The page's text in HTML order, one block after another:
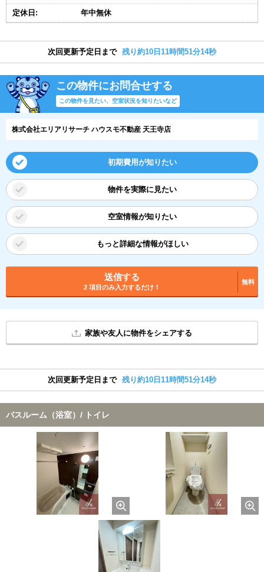
定休日: 年中無休
次回更新予定日まで 残り約10日11時間51分13秒
この物件にお問合せする
この物件を見たい、空室状況を知りたいなど
株式会社エリアリサーチ ハウスモ不動産 天王寺店
初期費用が知りたい
物件を実際に見たい
空室情報が知りたい
もっと詳細な情報がほしい
送信する
2 項目のみ入力するだけ！
無料
家族や友人に物件をシェアする
次回更新予定日まで 残り約10日11時間51分13秒
バスルーム（浴室）/ トイレ